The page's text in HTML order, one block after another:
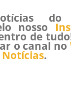
do
nosso
de
o canal no
Notícias.